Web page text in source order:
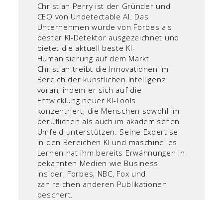
Christian Perry ist der Gründer und
CEO von Undetectable AI. Das
Unternehmen wurde von Forbes als
bester KI-Detektor ausgezeichnet und
bietet die aktuell beste KI-
Humanisierung auf dem Markt.
Christian treibt die Innovationen im
Bereich der künstlichen Intelligenz
voran, indem er sich auf die
Entwicklung neuer KI-Tools
konzentriert, die Menschen sowohl im
beruflichen als auch im akademischen
Umfeld unterstützen. Seine Expertise
in den Bereichen KI und maschinelles
Lernen hat ihm bereits Erwähnungen in
bekannten Medien wie Business
Insider, Forbes, NBC, Fox und
zahlreichen anderen Publikationen
beschert.